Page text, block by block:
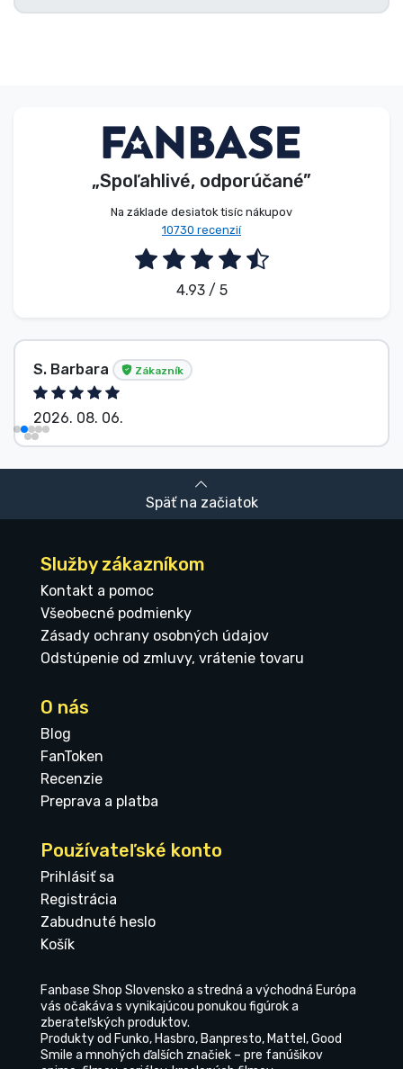
„Spoľahlivé, odporúčané”
Na základe desiatok tisíc nákupov
10730 recenzií
4.93 / 5
S. Barbara Zákazník
2026. 08. 06.
Späť na začiatok
Služby zákazníkom
Kontakt a pomoc
Všeobecné podmienky
Zásady ochrany osobných údajov
Odstúpenie od zmluvy, vrátenie tovaru
O nás
Blog
FanToken
Recenzie
Preprava a platba
Používateľské konto
Prihlásiť sa
Registrácia
Zabudnuté heslo
Košík
Fanbase Shop Slovensko a stredná a východná Európa
vás očakáva s vynikajúcou ponukou figúrok a
zberateľských produktov.
Produkty od Funko, Hasbro, Banpresto, Mattel, Good
Smile a mnohých ďalších značiek – pre fanúšikov